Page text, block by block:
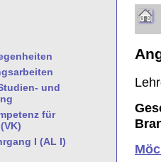
und
für
I (AL I)